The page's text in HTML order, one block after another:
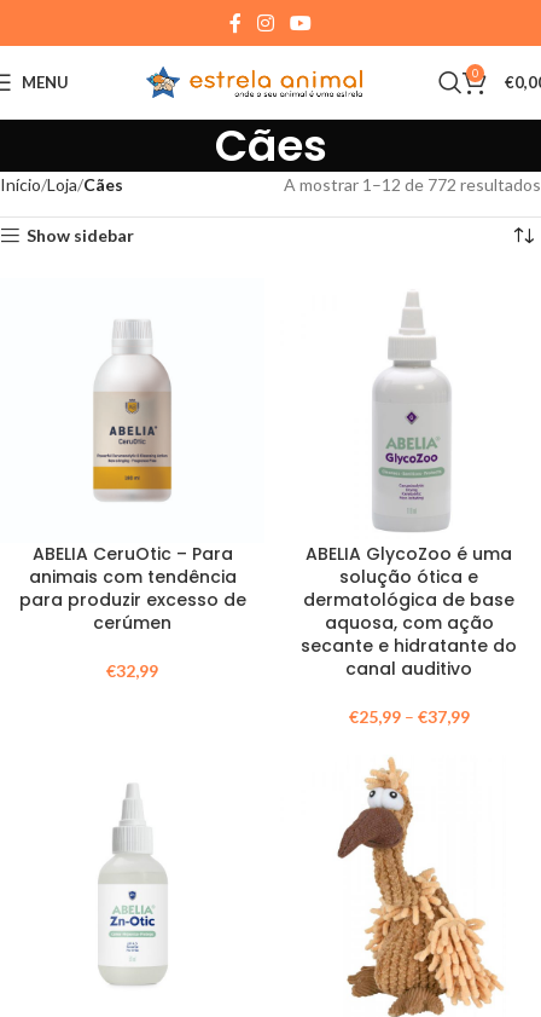
MENU 0 €
Cães
Início Loja Cães A mostrar 1–12 de 772 resultados
Show sidebar
ABELIA CeruOtic – Para
animais com tendência
para produzir excesso de
cerúmen
€32,99
ABELIA GlycoZoo é uma
solução ótica e
dermatológica de base
aquosa, com ação
secante e hidratante do
canal auditivo
€25,99– €37,99